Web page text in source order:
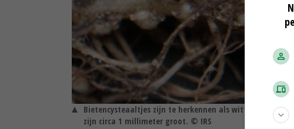
Bietencysteaaltjes zijn te herkennen als witte of gele
zijn circa 1 millimeter groot. © IRS